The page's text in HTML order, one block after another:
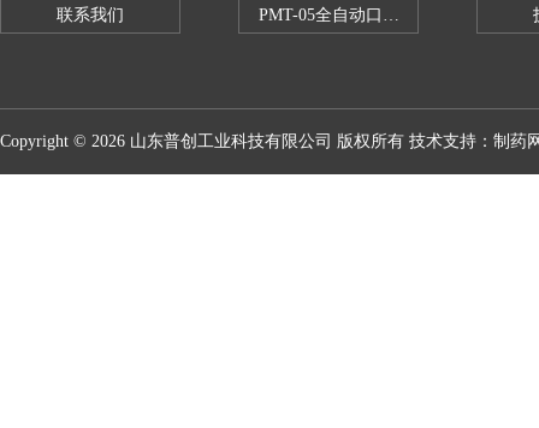
联系我们 PMT-05全自动口红折断力测试仪
Copyright © 2026 山东普创工业科技有限公司 版权所有 技术支持： 制药